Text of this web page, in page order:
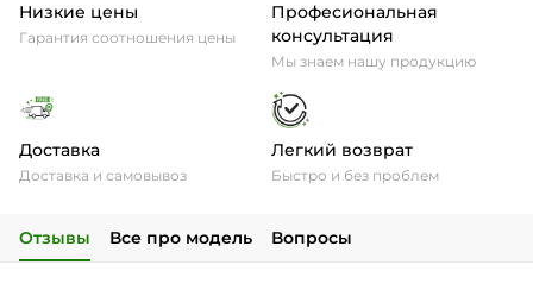
Низкие цены
Гарантия соотношения цены
Професиональная
консультация
Мы знаем нашу продукцию
Доставка
Доставка и самовывоз
Легкий возврат
Быстро и без проблем
Отзывы Все про модель Вопросы